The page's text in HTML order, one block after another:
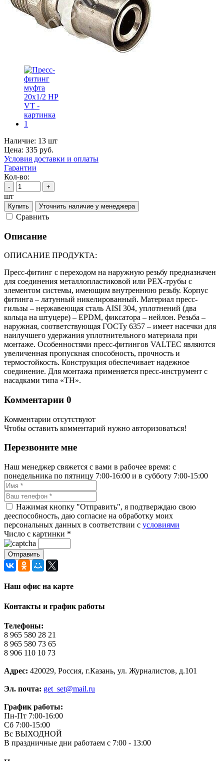
Наличие: 13 шт
Цена: 335 руб.
Условия доставки и оплаты
Гарантии
Кол-во:
- +
шт
Купить Уточнить наличие у менеджера
Cравнить
Описание
ОПИСАНИЕ ПРОДУКТА:
Пресс-фитинг с переходом на наружную резьбу предназначен
для соединения металлопластиковой или РЕХ-трубы с
элементом системы, имеющим внутреннюю резьбу. Корпус
фитинга – латунный никелированный. Материал пресс-
гильзы – нержавеющая сталь AISI 304, уплотнений (два
кольца на штуцере) – EPDM, фиксатора – нейлон. Резьба –
наружная, соответствующая ГОСТу 6357 – имеет насечки для
наилучшего удержания уплотнительного материала при
монтаже. Особенностями пресс-фитингов VALTEC являются
увеличенная пропускная способность, прочность и
термостойкость. Конструкция обеспечивает надежное
соединение. Для монтажа применяется пресс-инструмент с
насадками типа «ТН».
Комментарии 0
Комментарии отсутствуют
Чтобы оставить комментарий нужно авторизоваться!
Перезвоните мне
Наш менеджер свяжется с вами в рабочее время: с
понедельника по пятницу 7:00-16:00 и в субботу 7:00-15:00
Нажимая кнопку "Отправить", я подтверждаю свою
дееспособность, даю согласие на обработку моих
персональных данных в соответствии с условиями
Число с картинки *
Наш офис на карте
Контакты и график работы
Телефоны:
8 965 580 28 21
8 965 580 73 65
8 906 110 10 73
Адрес: 420029, Россия, г.Казань, ул. Журналистов, д.101
Эл. почта: get_set@mail.ru
График работы:
Пн-Пт 7:00-16:00
Сб 7:00-15:00
Вс ВЫХОДНОЙ
В праздничные дни работаем с 7:00 - 13:00